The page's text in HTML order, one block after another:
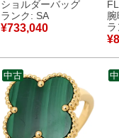
金具 グレージュ B
【箱】 【中古】新品
同様品
ショルダーバッグ
ランク: SA
¥733,040
ッ
イ
動
古
¥
中古